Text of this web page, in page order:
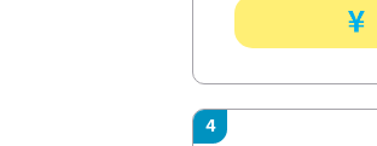
4